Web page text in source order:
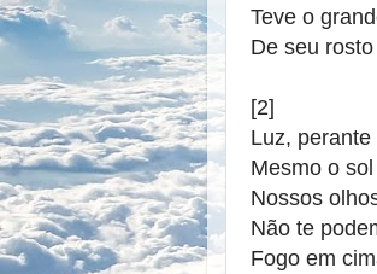
Teve o
De seu
[2]
Luz,
Mesmo o
Nossos
Não te
Fogo em